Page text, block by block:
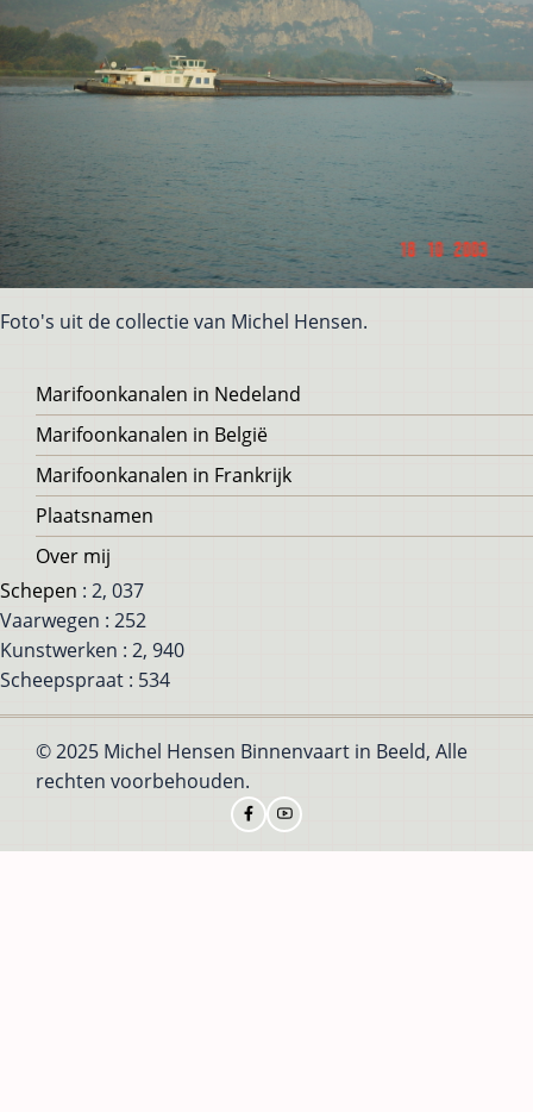
Foto's uit de collectie van Michel Hensen.
Voet
Marifoonkanalen in Nedeland
Marifoonkanalen in België
Marifoonkanalen in Frankrijk
Plaatsnamen
Over mij
Schepen : 2, 037
Vaarwegen : 252
Kunstwerken : 2, 940
Scheepspraat : 534
© 2025 Michel Hensen Binnenvaart in Beeld, Alle
rechten voorbehouden.